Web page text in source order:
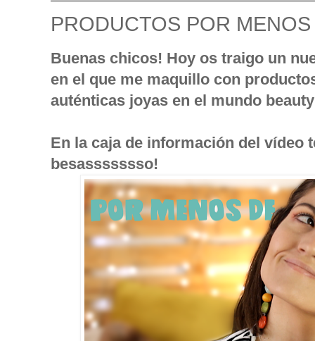
PRODUCTOS POR
Buenas chicos! Hoy os traigo un
en el que me maquillo con
auténticas joyas en el mundo
En la caja de información del vídeo
besassssssso!